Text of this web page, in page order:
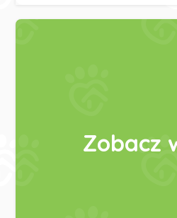
Zobacz